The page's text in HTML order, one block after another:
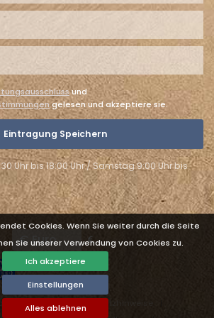
Cookies. Wenn Sie weiter durch die Seite
Sie unserer Verwendung von Cookies zu.
Ich akzeptiere
Einstellungen
Alles ablehnen
und
gelesen und akzeptiere sie.
Eintragung Speichern
Uhr bis 18:00 Uhr / Samstag 9:00 Uhr bis
Currencies
Datenschutzhinweise